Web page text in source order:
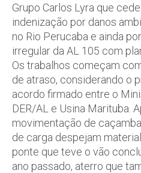
Grupo Carlos Lyra que
indenização por danos
no Rio Perucaba e ainda
irregular da AL 105 com
Os trabalhos começam
de atraso, considerando o
acordo firmado entre o
DER/AL e Usina Marituba.
movimentação de
de carga despejam
ponte que teve o vão
ano passado, aterro que